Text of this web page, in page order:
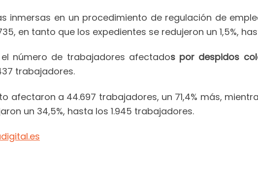
inmersas en un procedimiento de regulación de
en tanto que los expedientes se redujeron un 1,5%,
número de trabajadores afectados por despidos
trabajadores.
afectaron a 44.697 trabajadores, un 71,4% más,
un 34,5%, hasta los 1.945 trabajadores.